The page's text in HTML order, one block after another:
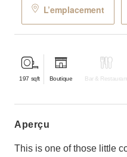
L’emplacement
197 sqft Boutique Bar & Restaurant
aperçu
This is one of those little